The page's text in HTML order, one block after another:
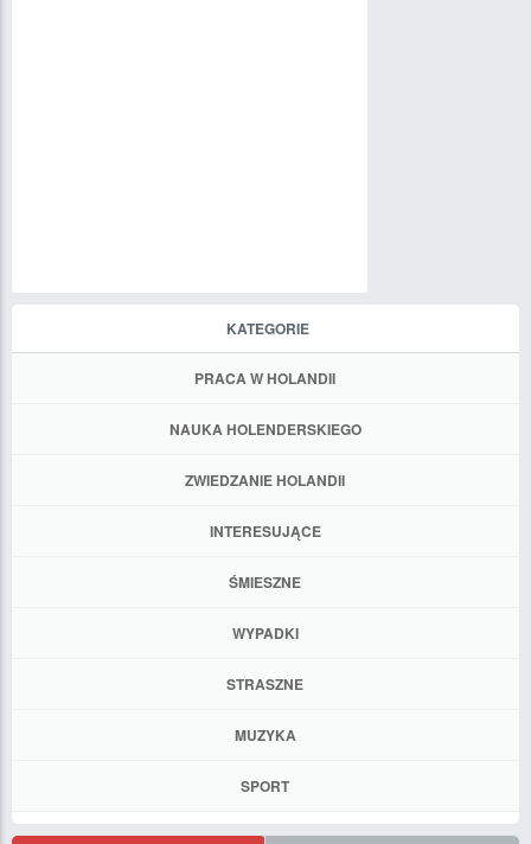
KATEGORIE
PRACA W HOLANDII
NAUKA HOLENDERSKIEGO
ZWIEDZANIE HOLANDII
INTERESUJĄCE
ŚMIESZNE
WYPADKI
STRASZNE
MUZYKA
SPORT